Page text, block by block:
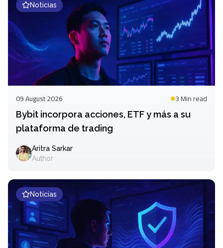
Noticias
09 August 2026 3 Minread
Bybit incorpora acciones, ETF y más a su
plataforma de trading
Aritra Sarkar
Author
Noticias